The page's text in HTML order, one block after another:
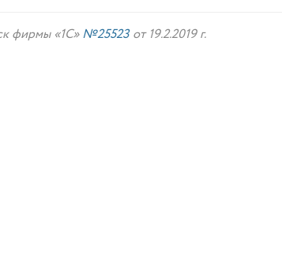
фирмы «1С»№25523от 19.2.2019 г.